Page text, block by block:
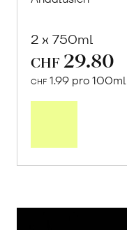
2 x 750ml
CHF 29.80
CHF 1.99 pro 100ml